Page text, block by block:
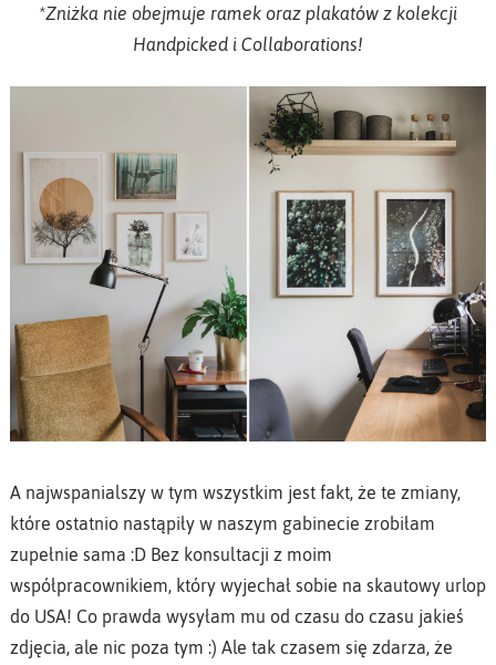
*Zniżka nie obejmuje ramek oraz plakatów z kolekcji
Handpicked i Collaborations!
A najwspanialszy w tym wszystkim jest fakt, że te zmiany,
które ostatnio nastąpiły w naszym gabinecie zrobiłam
zupełnie sama :D Bez konsultacji z moim
współpracownikiem, który wyjechał sobie na skautowy urlop
do USA! Co prawda wysyłam mu od czasu do czasu jakieś
zdjęcia, ale nic poza tym :) Ale tak czasem się zdarza, że